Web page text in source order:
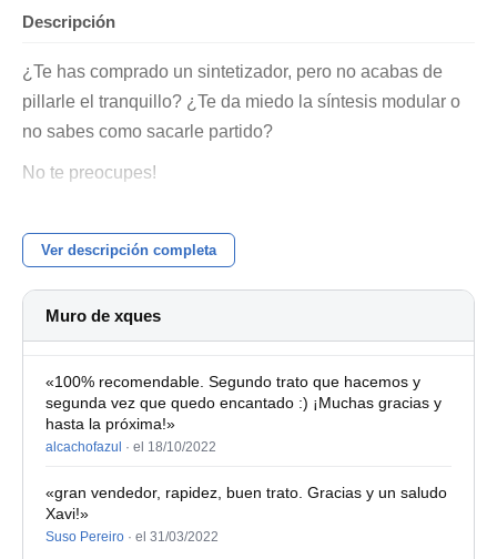
Descripción
¿Te has comprado un sintetizador, pero no acabas de
pillarle el tranquillo? ¿Te da miedo la síntesis modular o
no sabes como sacarle partido?
No te preocupes!
para videojuegos y como hobbie tengo un pequeño canal
de youtube donde hablo entre otras cosas, de
sintetizadores.
Llevo más de 15 años trasteando todo tipo de
sintetizadores, desde Hardware hasta software,
diseñando sonidos desde cero.
Clases on-line y presenciales en Barcelona
Si quieres más información y/o ver que tal se me da esto
de la síntesis, no dudes en enviar un inbox y visitar mi
canal de youtube!
Ver descripción completa
Muro de xques
«100% recomendable. Segundo trato que hacemos y
segunda vez que quedo encantado :) ¡Muchas gracias y
hasta la próxima!»
alcachofazul · el 18/10/2022
«gran vendedor, rapidez, buen trato. Gracias y un saludo
Xavi!»
Suso Pereiro · el 31/03/2022